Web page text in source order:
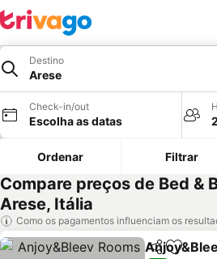
Destino
Arese
Check-in/out
Escolha as datas
Ordenar Filtrar
Compare preços de Bed &
Arese, Itália
Como os pagamentos influenciam os
Partilhar